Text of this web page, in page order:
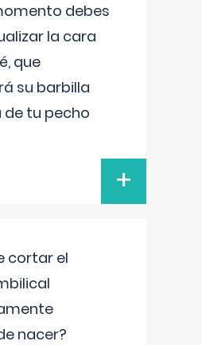
debes
la cara
que
su barbilla
tu pecho
+
cortar el
nacer?